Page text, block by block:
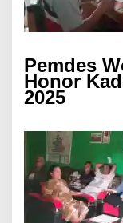
Pemdes
Honor
2025